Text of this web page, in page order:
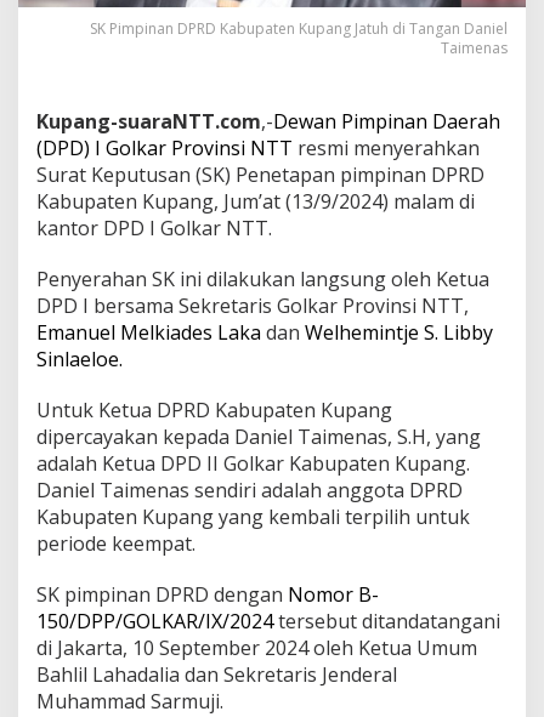
SK Pimpinan DPRD Kabupaten Kupang Jatuh di Tangan Daniel
Taimenas
Kupang-suaraNTT.com,-Dewan Pimpinan Daerah
(DPD) I Golkar Provinsi NTT resmi menyerahkan
Surat Keputusan (SK) Penetapan pimpinan DPRD
Kabupaten Kupang, Jum’at (13/9/2024) malam di
kantor DPD I Golkar NTT.
Penyerahan SK ini dilakukan langsung oleh Ketua
DPD I bersama Sekretaris Golkar Provinsi NTT,
Emanuel Melkiades Laka dan Welhemintje S. Libby
Sinlaeloe.
Untuk Ketua DPRD Kabupaten Kupang
dipercayakan kepada Daniel Taimenas, S.H, yang
adalah Ketua DPD II Golkar Kabupaten Kupang.
Daniel Taimenas sendiri adalah anggota DPRD
Kabupaten Kupang yang kembali terpilih untuk
periode keempat.
SK pimpinan DPRD dengan Nomor B-
150/DPP/GOLKAR/IX/2024tersebut ditandatangani
di Jakarta, 10 September 2024 oleh Ketua Umum
Bahlil Lahadalia dan Sekretaris Jenderal
Muhammad Sarmuji.